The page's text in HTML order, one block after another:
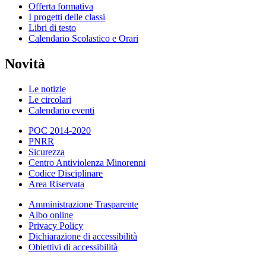
Offerta formativa
I progetti delle classi
Libri di testo
Calendario Scolastico e Orari
Novità
Le notizie
Le circolari
Calendario eventi
POC 2014-2020
PNRR
Sicurezza
Centro Antiviolenza Minorenni
Codice Disciplinare
Area Riservata
Amministrazione Trasparente
Albo online
Privacy Policy
Dichiarazione di accessibilità
Obiettivi di accessibilità